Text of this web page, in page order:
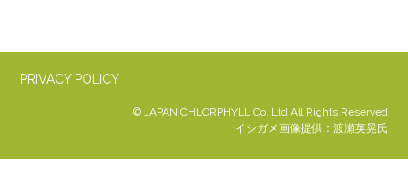
PRIVACY POLICY
© JAPAN CHLORPHYLL Co,.Ltd All Rights Reserved
イシガメ画像提供：渡瀬英晃氏